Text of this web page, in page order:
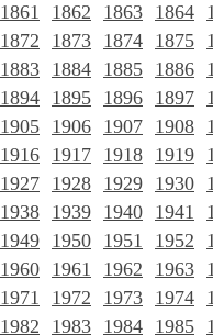
1861
1862 1863 1864
1872
1873 1874 1875
1883 1884 1885 1886
1894 1895 1896 1897
1905 1906 1907 1908
1916 1917 1918 1919
1927 1928 1929 1930
1938 1939 1940 1941
1949 1950 1951 1952
1960 1961 1962 1963
1971
1972 1973 1974
1982
1983 1984 1985